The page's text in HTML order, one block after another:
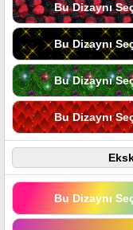
Bu Dizaynı
Bu Dizaynı
Bu Dizaynı
Bu Dizaynı
Bu Dizaynı